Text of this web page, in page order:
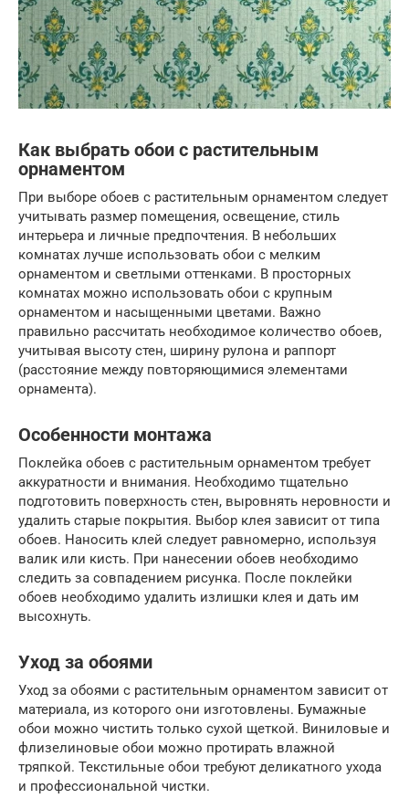
Как выбрать обои с растительным
орнаментом
При выборе обоев с растительным орнаментом следует
учитывать размер помещения, освещение, стиль
интерьера и личные предпочтения. В небольших
комнатах лучше использовать обои с мелким
орнаментом и светлыми оттенками. В просторных
комнатах можно использовать обои с крупным
орнаментом и насыщенными цветами. Важно
правильно рассчитать необходимое количество обоев,
учитывая высоту стен, ширину рулона и раппорт
(расстояние между повторяющимися элементами
орнамента).
Особенности монтажа
Поклейка обоев с растительным орнаментом требует
аккуратности и внимания. Необходимо тщательно
подготовить поверхность стен, выровнять неровности и
удалить старые покрытия. Выбор клея зависит от типа
обоев. Наносить клей следует равномерно, используя
валик или кисть. При нанесении обоев необходимо
следить за совпадением рисунка. После поклейки
обоев необходимо удалить излишки клея и дать им
высохнуть.
Уход за обоями
Уход за обоями с растительным орнаментом зависит от
материала, из которого они изготовлены. Бумажные
обои можно чистить только сухой щеткой. Виниловые и
флизелиновые обои можно протирать влажной
тряпкой. Текстильные обои требуют деликатного ухода
и профессиональной чистки.